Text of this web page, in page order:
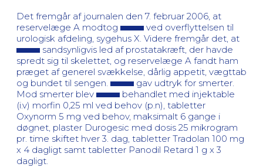
Det fremgår af journalen den 7. februar 2006, at
reservelæge A modtog
ved overflyttelsen til
urologisk afdeling, sygehus X. Videre fremgår det, at
sandsynligvis led af prostatakræft, der havde
spredt sig til skelettet, og reservelæge A fandt ham
præget af generel svækkelse, dårlig appetit, vægttab
og bundet til sengen.
gav udtryk for smerter.
Mod smerter blev
behandlet med injektable
(i.v) morfin 0,25 ml ved behov (p.n), tabletter
Oxynorm 5 mg ved behov, maksimalt 6 gange i
døgnet, plaster Durogesic med dosis 25 mikrogram
pr. time skiftet hver 3. dag, tabletter Tradolan 100 mg
x 4 dagligt samt tabletter Panodil Retard 1 g x 3
dagligt.